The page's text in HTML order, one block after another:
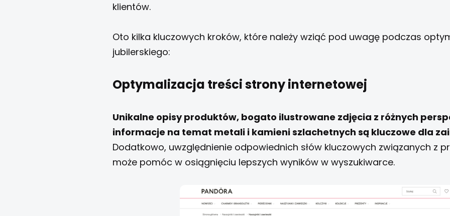
klientów.
Oto kilka kluczowych kroków, które należy wziąć pod uwagę podczas
jubilerskiego:
Optymalizacja treści strony internetowej
Unikalne opisy produktów, bogato ilustrowane zdjęcia z różnych
informacje na temat metali i kamieni szlachetnych są kluczowe dla
Dodatkowo, uwzględnienie odpowiednich słów kluczowych związanych z
może pomóc w osiągnięciu lepszych wyników w wyszukiwarce.